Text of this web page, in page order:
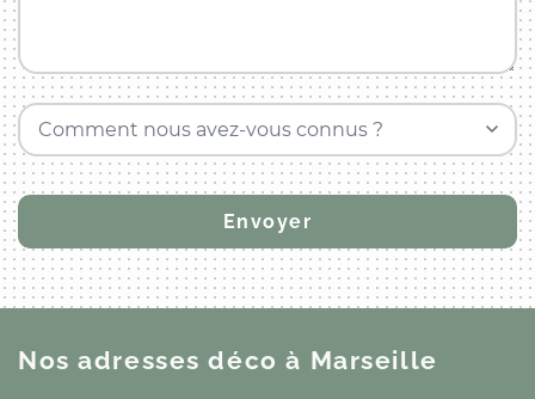
Comment nous avez-vous connus ?
Nos adresses décoà Marseille